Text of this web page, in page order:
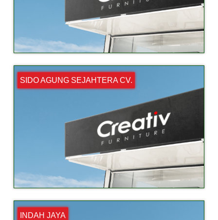
SIDO AGUNG SEJAHTERA CV.
INDAH JAYA